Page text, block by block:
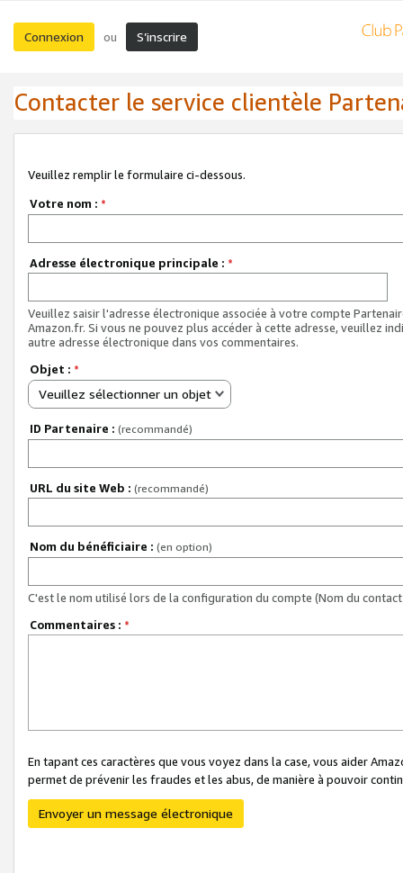
Connexion ou S’inscrire
Contacter le service clientèle
Veuillez remplir le formulaire ci-dessous.
Votre nom : *
Adresse électronique principale : *
Veuillez saisir l'adresse électronique associée à votre compte
Amazon.fr. Si vous ne pouvez plus accéder à cette adresse, veuillez
autre adresse électronique dans vos commentaires.
Objet : *
Veuillez sélectionner un objet
ID Partenaire : (recommandé)
URL du site Web : (recommandé)
Nom du bénéficiaire : (en option)
C'est le nom utilisé lors de la configuration du compte (Nom du
Commentaires : *
En tapant ces caractères que vous voyez dans la case, vous aider
permet de prévenir les fraudes et les abus, de manière à pouvoir
Envoyer un message électronique